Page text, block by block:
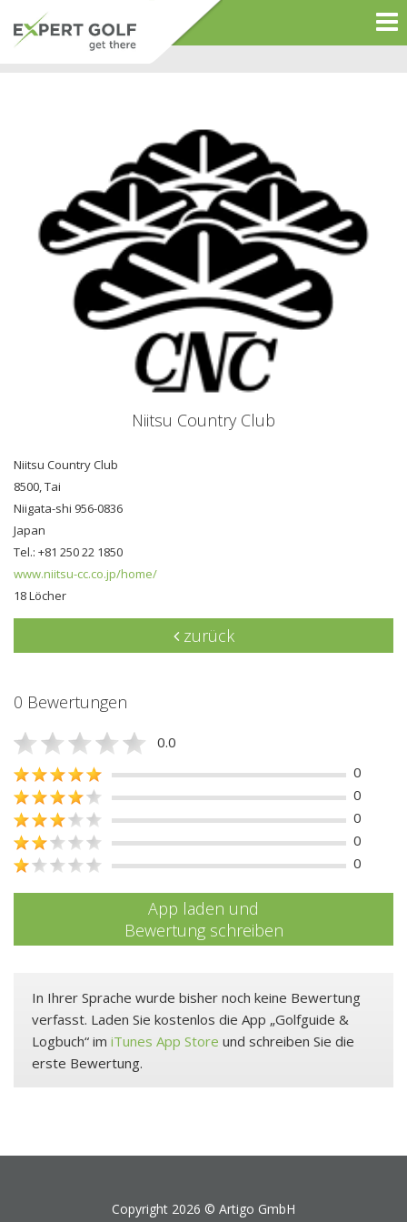
Niitsu Country Club
Niitsu Country Club
8500, Tai
Niigata-shi 956-0836
Japan
Tel.: +81 250 22 1850
www.niitsu-cc.co.jp/home/
18 Löcher
zurück
0 Bewertungen
0.0
0
0
0
0
0
App laden und
Bewertung schreiben
In Ihrer Sprache wurde bisher noch keine Bewertung
verfasst. Laden Sie kostenlos die App „Golfguide &
Logbuch“ im iTunes App Store und schreiben Sie die
erste Bewertung.
Copyright 2026 © Artigo GmbH